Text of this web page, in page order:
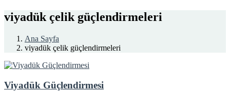
viyadük çelik güçlendirmeleri
Ana Sayfa
viyadük çelik güçlendirmeleri
Viyadük Güçlendirmesi